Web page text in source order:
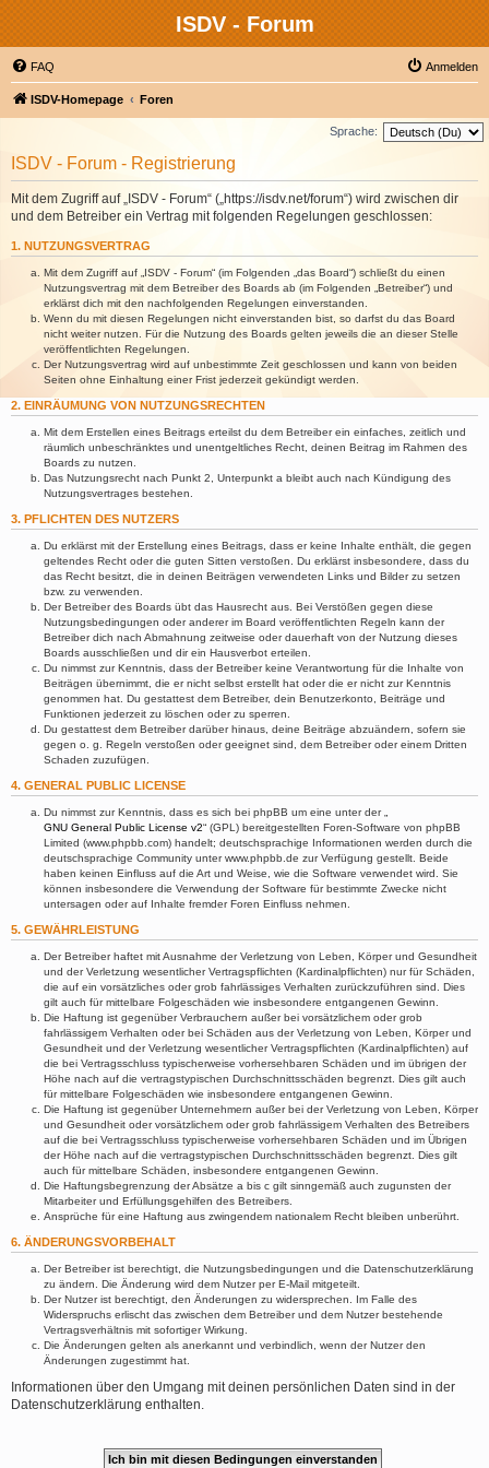
ISDV - Forum
FAQ Anmelden
ISDV-Homepage Foren
Sprache:
ISDV - Forum - Registrierung
Mit dem Zugriff auf „ISDV - Forum“ („https://isdv.net/forum“) wird zwischen dir
und dem Betreiber ein Vertrag mit folgenden Regelungen geschlossen:
1. NUTZUNGSVERTRAG
Mit dem Zugriff auf „ISDV - Forum“ (im Folgenden „das Board“) schließt du einen
Nutzungsvertrag mit dem Betreiber des Boards ab (im Folgenden „Betreiber“) und
erklärst dich mit den nachfolgenden Regelungen einverstanden.
Wenn du mit diesen Regelungen nicht einverstanden bist, so darfst du das Board
nicht weiter nutzen. Für die Nutzung des Boards gelten jeweils die an dieser Stelle
veröffentlichten Regelungen.
Der Nutzungsvertrag wird auf unbestimmte Zeit geschlossen und kann von beiden
Seiten ohne Einhaltung einer Frist jederzeit gekündigt werden.
2. EINRÄUMUNG VON NUTZUNGSRECHTEN
Mit dem Erstellen eines Beitrags erteilst du dem Betreiber ein einfaches, zeitlich und
räumlich unbeschränktes und unentgeltliches Recht, deinen Beitrag im Rahmen des
Boards zu nutzen.
Das Nutzungsrecht nach Punkt 2, Unterpunkt a bleibt auch nach Kündigung des
Nutzungsvertrages bestehen.
3. PFLICHTEN DES NUTZERS
Du erklärst mit der Erstellung eines Beitrags, dass er keine Inhalte enthält, die gegen
geltendes Recht oder die guten Sitten verstoßen. Du erklärst insbesondere, dass du
das Recht besitzt, die in deinen Beiträgen verwendeten Links und Bilder zu setzen
bzw. zu verwenden.
Der Betreiber des Boards übt das Hausrecht aus. Bei Verstößen gegen diese
Nutzungsbedingungen oder anderer im Board veröffentlichten Regeln kann der
Betreiber dich nach Abmahnung zeitweise oder dauerhaft von der Nutzung dieses
Boards ausschließen und dir ein Hausverbot erteilen.
Du nimmst zur Kenntnis, dass der Betreiber keine Verantwortung für die Inhalte von
Beiträgen übernimmt, die er nicht selbst erstellt hat oder die er nicht zur Kenntnis
genommen hat. Du gestattest dem Betreiber, dein Benutzerkonto, Beiträge und
Funktionen jederzeit zu löschen oder zu sperren.
Du gestattest dem Betreiber darüber hinaus, deine Beiträge abzuändern, sofern sie
gegen o. g. Regeln verstoßen oder geeignet sind, dem Betreiber oder einem Dritten
Schaden zuzufügen.
4. GENERAL PUBLIC LICENSE
Du nimmst zur Kenntnis, dass es sich bei phpBB um eine unter der „
GNU General Public License v2“ (GPL) bereitgestellten Foren-Software von phpBB
Limited (www.phpbb.com) handelt; deutschsprachige Informationen werden durch die
deutschsprachige Community unter www.phpbb.de zur Verfügung gestellt. Beide
haben keinen Einfluss auf die Art und Weise, wie die Software verwendet wird. Sie
können insbesondere die Verwendung der Software für bestimmte Zwecke nicht
untersagen oder auf Inhalte fremder Foren Einfluss nehmen.
5. GEWÄHRLEISTUNG
Der Betreiber haftet mit Ausnahme der Verletzung von Leben, Körper und Gesundheit
und der Verletzung wesentlicher Vertragspflichten (Kardinalpflichten) nur für Schäden,
die auf ein vorsätzliches oder grob fahrlässiges Verhalten zurückzuführen sind. Dies
gilt auch für mittelbare Folgeschäden wie insbesondere entgangenen Gewinn.
Die Haftung ist gegenüber Verbrauchern außer bei vorsätzlichem oder grob
fahrlässigem Verhalten oder bei Schäden aus der Verletzung von Leben, Körper und
Gesundheit und der Verletzung wesentlicher Vertragspflichten (Kardinalpflichten) auf
die bei Vertragsschluss typischerweise vorhersehbaren Schäden und im übrigen der
Höhe nach auf die vertragstypischen Durchschnittsschäden begrenzt. Dies gilt auch
für mittelbare Folgeschäden wie insbesondere entgangenen Gewinn.
Die Haftung ist gegenüber Unternehmern außer bei der Verletzung von Leben, Körper
und Gesundheit oder vorsätzlichem oder grob fahrlässigem Verhalten des Betreibers
auf die bei Vertragsschluss typischerweise vorhersehbaren Schäden und im Übrigen
der Höhe nach auf die vertragstypischen Durchschnittsschäden begrenzt. Dies gilt
auch für mittelbare Schäden, insbesondere entgangenen Gewinn.
Die Haftungsbegrenzung der Absätze a bis c gilt sinngemäß auch zugunsten der
Mitarbeiter und Erfüllungsgehilfen des Betreibers.
Ansprüche für eine Haftung aus zwingendem nationalem Recht bleiben unberührt.
6. ÄNDERUNGSVORBEHALT
Der Betreiber ist berechtigt, die Nutzungsbedingungen und die Datenschutzerklärung
zu ändern. Die Änderung wird dem Nutzer per E-Mail mitgeteilt.
Der Nutzer ist berechtigt, den Änderungen zu widersprechen. Im Falle des
Widerspruchs erlischt das zwischen dem Betreiber und dem Nutzer bestehende
Vertragsverhältnis mit sofortiger Wirkung.
Die Änderungen gelten als anerkannt und verbindlich, wenn der Nutzer den
Änderungen zugestimmt hat.
Informationen über den Umgang mit deinen persönlichen Daten sind in der
Datenschutzerklärung enthalten.